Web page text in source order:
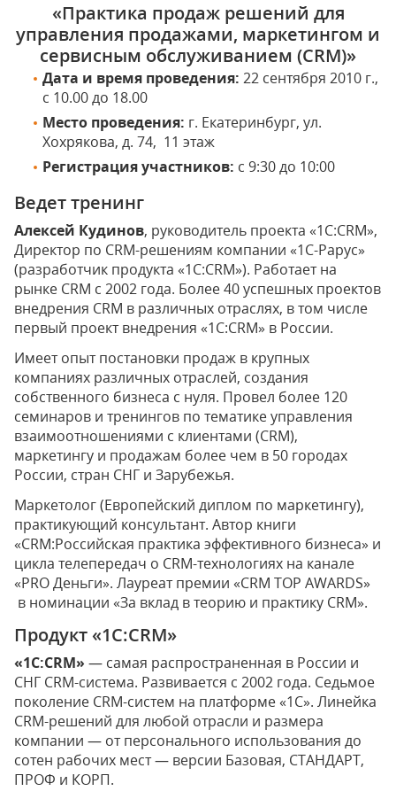
«Практика продаж решений для
управления продажами, маркетингом и
сервисным обслуживанием (CRM)»
Дата и время проведения: 22 сентября 2010 г.,
с 10.00 до 18.00
Место проведения: г. Екатеринбург, ул.
Хохрякова, д. 74, 11 этаж
Регистрация участников: с 9:30 до 10:00
Ведет тренинг
Алексей Кудинов, руководитель проекта «1С:CRM»,
Директор по CRM-решениям компании «1С-Рарус»
(разработчик продукта «1С:CRM»). Работает на
рынке CRM с 2002 года. Более 40 успешных проектов
внедрения CRM в различных отраслях, в том числе
первый проект внедрения «1С:CRM» в России.
Имеет опыт постановки продаж в крупных
компаниях различных отраслей, создания
собственного бизнеса с нуля. Провел более 120
семинаров и тренингов по тематике управления
взаимоотношениями с клиентами (CRM),
маркетингу и продажам более чем в 50 городах
России, стран СНГ и Зарубежья.
Маркетолог (Европейский диплом по маркетингу),
практикующий консультант. Автор книги
«CRM:Российская практика эффективного бизнеса» и
цикла телепередач о CRM-технологиях на канале
«PRO Деньги». Лауреат премии «CRM TOP AWARDS»
в номинации «За вклад в теорию и практику CRM».
Продукт «1С:CRM»
«1С:CRM» — самая распространенная в России и
СНГ CRM-система. Развивается с 2002 года. Седьмое
поколение CRM-систем на платформе «1С». Линейка
CRM-решений для любой отрасли и размера
компании — от персонального использования до
сотен рабочих мест — версии Базовая, СТАНДАРТ,
ПРОФ и КОРП.